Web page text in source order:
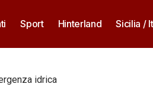
Sport Hinterland Sicilia /
idrica